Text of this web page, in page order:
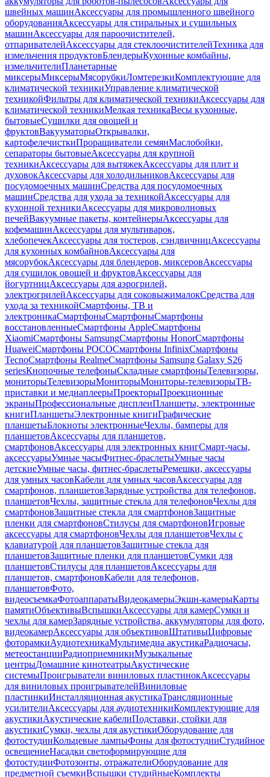
швейных машинАксессуары для промышленного швейного
оборудованияАксессуары для стиральных и сушильных
машинАксессуары для пароочистителей,
отпаривателейАксессуары для стеклоочистителейТехника для
измельчения продуктовБлендерыКухонные комбайны,
измельчителиПланетарные
миксерыМиксерыМясорубкиЛомтерезкиКомплектующие для
климатической техникиУправление климатической
техникойФильтры для климатической техникиАксессуары для
климатической техникиМелкая техникаВесы кухонные,
бытовыеСушилки для овощей и
фруктовВакууматорыОткрывалки,
картофелечисткиПроращиватели семянМаслобойки,
сепараторы бытовыеАксессуары для крупной
техникиАксессуары для вытяжекАксессуары для плит и
духовокАксессуары для холодильниковАксессуары для
посудомоечных машинСредства для посудомоечных
машинСредства для ухода за техникойАксессуары для
кухонной техникиАксессуары для микроволновых
печейВакуумные пакеты, контейнерыАксессуары для
кофемашинАксессуары для мультиварок,
хлебопечекАксессуары для тостеров, сэндвичницАксессуары
для кухонных комбайновАксессуары для
мясорубокАксессуары для блендеров, миксеровАксессуары
для сушилок овощей и фруктовАксессуары для
йогуртницАксессуары для аэрогрилей,
электрогрилейАксессуары для соковыжималокСредства для
ухода за техникойСмартфоны, ТВ и
электроникаСмартфоныСмартфоныСмартфоны
восстановленныеСмартфоны AppleСмартфоны
XiaomiСмартфоны SamsungСмартфоны HonorСмартфоны
HuaweiСмартфоны POCOСмартфоны InfinixСмартфоны
TecnoСмартфоны RealmeСмартфоны Samsung Galaxy S26
seriesКнопочные телефоныСкладные смартфоныТелевизоры,
мониторыТелевизорыМониторыМониторы-телевизорыТВ-
приставки и медиаплеерыПроекторыПроекционные
экраныПрофессиональные дисплеиПланшеты, электронные
книгиПланшетыЭлектронные книгиГрафические
планшетыБлокноты электронныеЧехлы, бамперы для
планшетовАксессуары для планшетов,
смартфоновАксессуары для электронных книгСмарт-часы,
аксессуарыУмные часыФитнес-браслетыУмные часы
детскиеУмные часы, фитнес-браслетыРемешки, аксессуары
для умных часовКабели для умных часовАксессуары для
смартфонов, планшетовЗарядные устройства для телефонов,
планшетовЧехлы, защитные стекла для телефоновЧехлы для
смартфоновЗащитные стекла для смартфоновЗащитные
пленки для смартфоновСтилусы для смартфоновИгровые
аксессуары для смартфоновЧехлы для планшетовЧехлы с
клавиатурой для планшетовЗащитные стекла для
планшетовЗащитные пленки для планшетовСумки для
планшетовСтилусы для планшетовАксессуары для
планшетов, смартфоновКабели для телефонов,
планшетовФото,
видеосъемкаФотоаппаратыВидеокамерыЭкшн-камерыКарты
памятиОбъективыВспышкиАксессуары для камерСумки и
чехлы для камерЗарядные устройства, аккумуляторы для фото,
видеокамерАксессуары для объективовШтативыЦифровые
фоторамкиАудиотехникаМультимедиа акустикаРадиочасы,
метеостанцииРадиоприемникиМузыкальные
центрыДомашние кинотеатрыАкустические
системыПроигрыватели виниловых пластинокАксессуары
для виниловых проигрывателейВиниловые
пластинкиИнсталляционная акустикаТрансляционные
усилителиАксессуары для аудиотехникиКомплектующие для
акустикиАкустические кабелиПодставки, стойки для
акустикиСумки, чехлы для акустикиОборудование для
фотостудииКольцевые лампыФоны для фотостудииСтудийное
освещениеНасадки светоформирующие для
фотостудииФотозонты, отражателиОборудование для
предметной съемкиВспышки студийныеКомплекты